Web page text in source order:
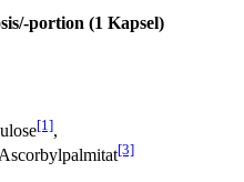
portion (1 Kapsel)
[1],
[3]